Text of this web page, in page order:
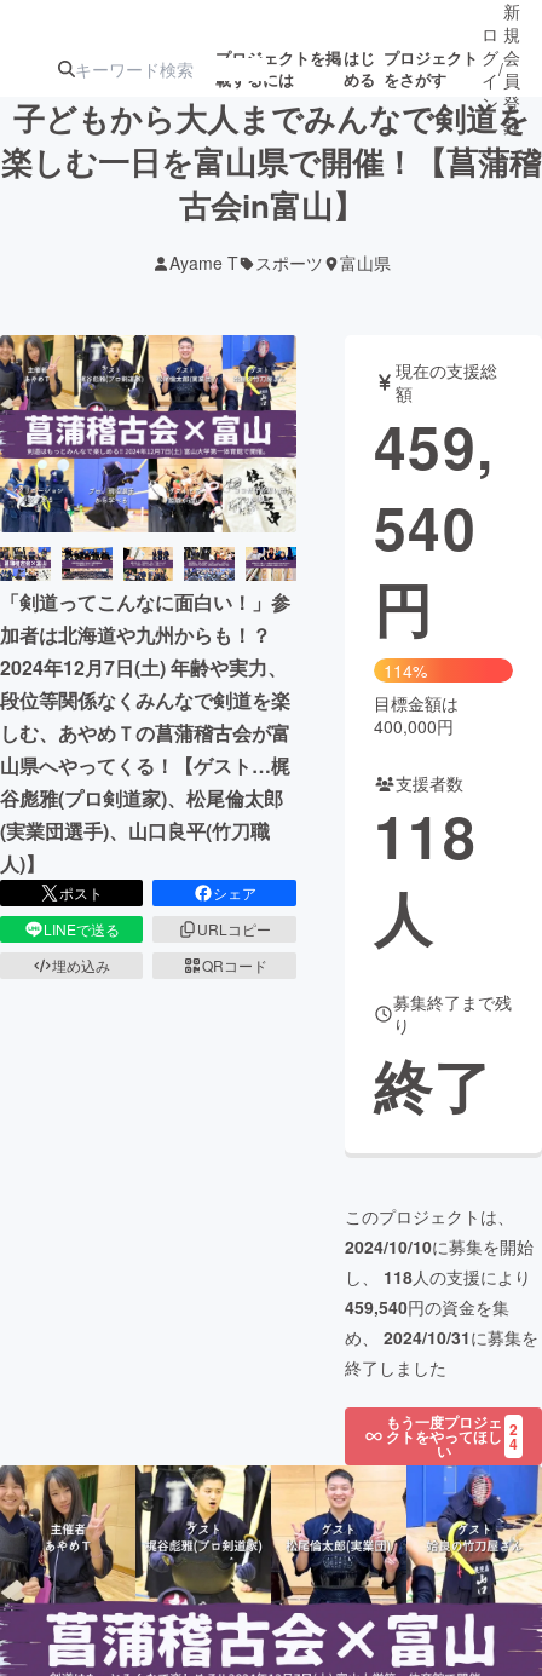
プロジェクトを掲
載するには
はじ
める
プロジェクト
をさがす
注目の新着プロ募集終了が近いプ
テクノロジー・ガジェット
映像・映画 書籍・雑誌
ビジネス・起業 チャレンジ
まちづくり・地域活性化
CAMPFIRE for Social Good
CAMPFIRE Creation
CAMPFIREふるさと納税machi-ya コミュニティ
ロ
グ
イ
ン
/
新
規
会
員
登
録
子どもから大人までみんなで剣道を
楽しむ一日を富山県で開催！【菖蒲稽
古会in富山】
Ayame T スポーツ 富山県
「剣道ってこんなに面白い！」参
加者は北海道や九州からも！？
2024年12月7日(土) 年齢や実力、
段位等関係なくみんなで剣道を楽
しむ、あやめＴの菖蒲稽古会が富
山県へやってくる！【ゲスト…梶
谷彪雅(プロ剣道家)、松尾倫太郎
(実業団選手)、山口良平(竹刀職
人)】
ポスト
シェア
LINEで送る
URLコピー
埋め込み
QRコード
現在の支援総
額
459,
540
円
114%
目標金額は
400,000円
支援者数
118
人
募集終了まで残
り
終了
このプロジェクトは、
2024/10/10に募集を開始
し、 118人の支援により
459,540円の資金を集
め、 2024/10/31に募集を
終了しました
もう一度プロジェ
クトをやってほし
い
2
4